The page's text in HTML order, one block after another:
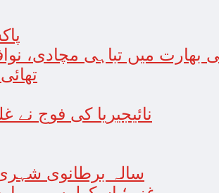
بھارت میں تباہی مچادی،
نائیجیریا کی فوج نے
19 سالہ برطانوی